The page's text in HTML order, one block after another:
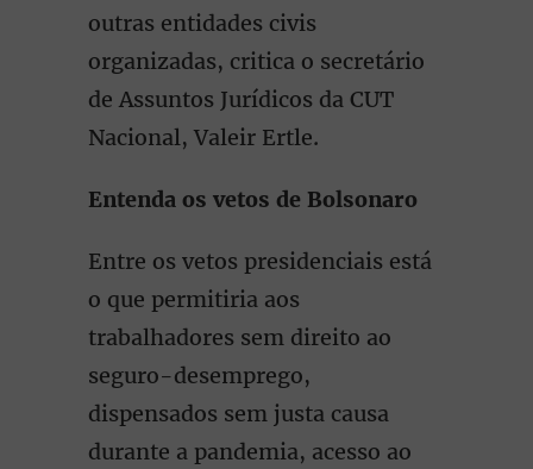
outras entidades civis
organizadas, critica o secretário
de Assuntos Jurídicos da CUT
Nacional, Valeir Ertle.
Entenda os vetos de Bolsonaro
Entre os vetos presidenciais está
o que permitiria aos
trabalhadores sem direito ao
seguro-desemprego,
dispensados sem justa causa
durante a pandemia, acesso ao